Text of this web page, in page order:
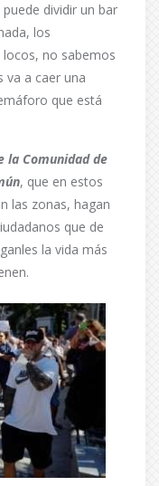
dividir un bar
los
no sabemos
va a caer una
que está
la Comunidad de
, que en estos
las zonas, hagan
que de
la vida más